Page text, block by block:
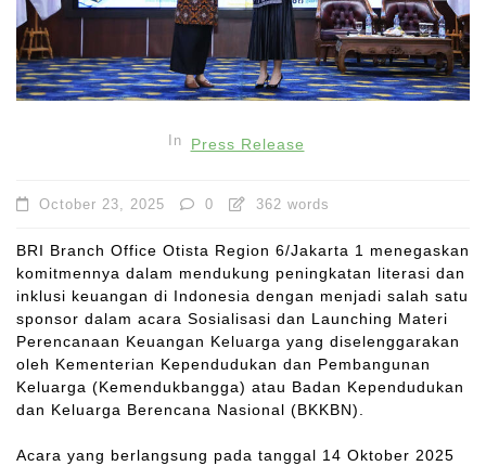
In Press Release
October 23, 2025 0 362 words
BRI Branch Office Otista Region 6/Jakarta 1 menegaskan
komitmennya dalam mendukung peningkatan literasi dan
inklusi keuangan di Indonesia dengan menjadi salah satu
sponsor dalam acara Sosialisasi dan Launching Materi
Perencanaan Keuangan Keluarga yang diselenggarakan
oleh Kementerian Kependudukan dan Pembangunan
Keluarga (Kemendukbangga) atau Badan Kependudukan
dan Keluarga Berencana Nasional (BKKBN).
Acara yang berlangsung pada tanggal 14 Oktober 2025